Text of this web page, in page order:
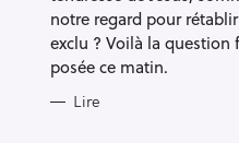
notre regard pour
exclu ? Voilà la
posée ce matin.
Lire